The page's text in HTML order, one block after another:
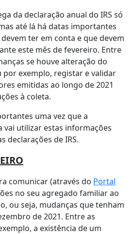
da declaração anual do IRS só
até lá há datas importantes
ter em conta e que devem
este mês de fevereiro. Entre
se houve alteração do
por exemplo, registar e validar
emitidas ao longo de 2021
à coleta.
uma vez que a
vai utilizar estas informações
declarações de IRS.
comunicar (através do Portal
no seu agregado familiar ao
ou seja, mudanças que tenham
de 2021. Entre as
a existência de um